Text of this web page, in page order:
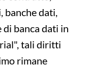
banche dati,
di banca dati in
tali diritti
rimane